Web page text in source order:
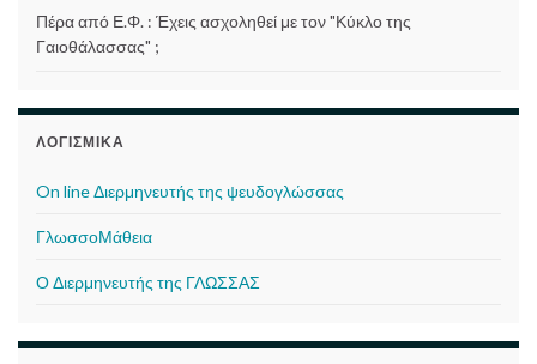
Πέρα από Ε.Φ. : Έχεις ασχοληθεί με τον "Κύκλο της
Γαιοθάλασσας" ;
ΛΟΓΙΣΜΙΚΆ
On line Διερμηνευτής της ψευδογλώσσας
ΓλωσσοΜάθεια
Ο Διερμηνευτής της ΓΛΩΣΣΑΣ